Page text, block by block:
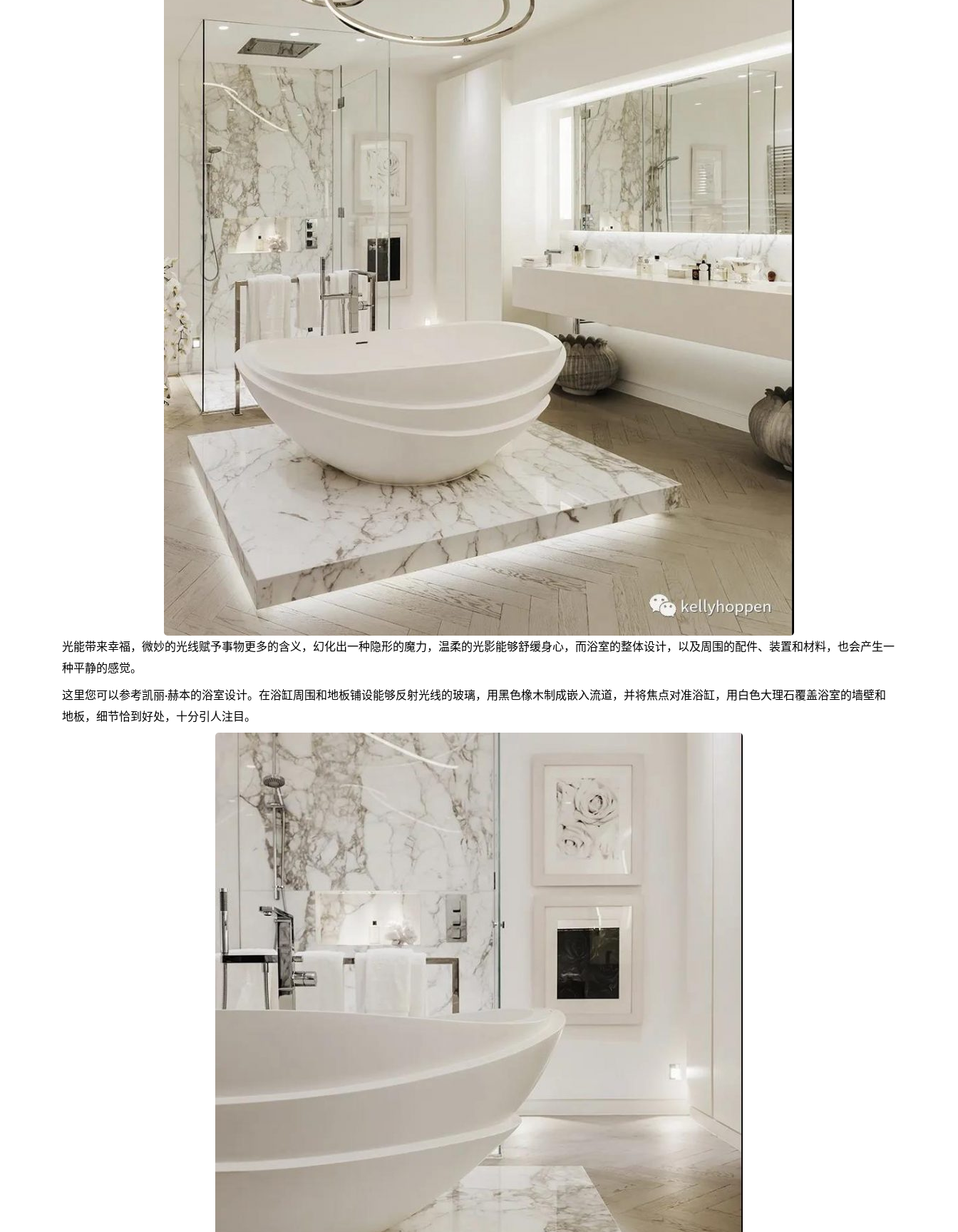
光能带来幸福，微妙的光线赋予事物更多的含义，幻化出一种隐形的魔力，温柔的光影能够舒缓身心，而浴室的整体设计，以及周围的配件、装置和材料，也会产生一
种平静的感觉。
这里您可以参考凯丽·赫本的浴室设计。在浴缸周围和地板铺设能够反射光线的玻璃，用黑色橡木制成嵌入流道，并将焦点对准浴缸，用白色大理石覆盖浴室的墙壁和
地板，细节恰到好处，十分引人注目。